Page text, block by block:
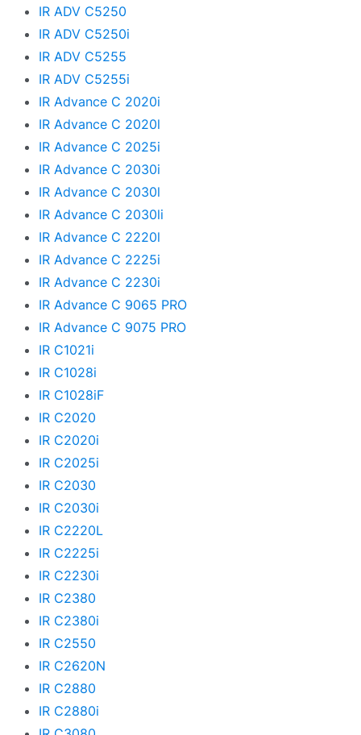
IR ADV C5250
IR ADV C5250i
IR ADV C5255
IR ADV C5255i
IR Advance C 2020i
IR Advance C 2020l
IR Advance C 2025i
IR Advance C 2030i
IR Advance C 2030l
IR Advance C 2030li
IR Advance C 2220l
IR Advance C 2225i
IR Advance C 2230i
IR Advance C 9065 PRO
IR Advance C 9075 PRO
IR C1021i
IR C1028i
IR C1028iF
IR C2020
IR C2020i
IR C2025i
IR C2030
IR C2030i
IR C2220L
IR C2225i
IR C2230i
IR C2380
IR C2380i
IR C2550
IR C2620N
IR C2880
IR C2880i